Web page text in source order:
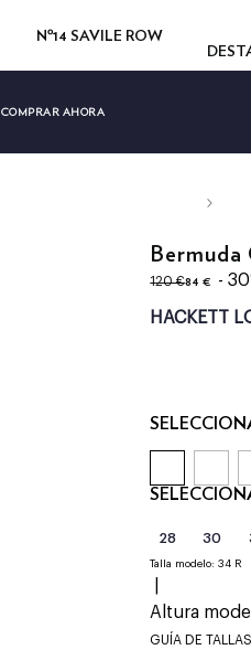
Nº14 SAVILE ROW
COMPRAR AHORA
Bermuda
120 €
original
84 €
precio
-
HACKETT
28 30
Talla modelo:34 R
Altura
GUÍA DE TALLAS